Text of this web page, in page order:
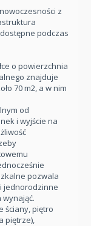
z
podczas
o powierzchnia
znajduje
70 m2, a w nim
od
i wyjście na
pozwala
jednorodzinne
ściany, piętro
piętrze),